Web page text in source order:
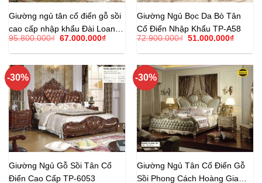
Giường ngủ tân cổ điển gỗ sồi
cao cấp nhập khẩu Đài Loan
TP-B60
95.800.000₫ Giá
là:
67.000.000₫Giá
tại
67.000.000₫.
Giường Ngủ Bọc Da Bò Tân
Cổ Điển Nhập Khẩu TP-A58
72.900.000₫ Giá
là:
51.000.000₫Giá
tại
-30%
Giường Ngủ Gỗ Sồi Tân Cổ
Điển Cao Cấp TP-6053
-30%
Giường Ngủ Tân Cổ Điển Gỗ
Sồi Phong Cách Hoàng Gia